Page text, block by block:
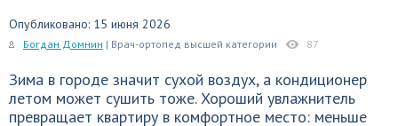
Опубликовано: 15 июня 2026
Богдан Домнин | Врач-ортопед высшей категории 87
Зима в городе значит сухой воздух, а кондиционер
летом может сушить тоже. Хороший увлажнитель
превращает квартиру в комфортное место: меньше